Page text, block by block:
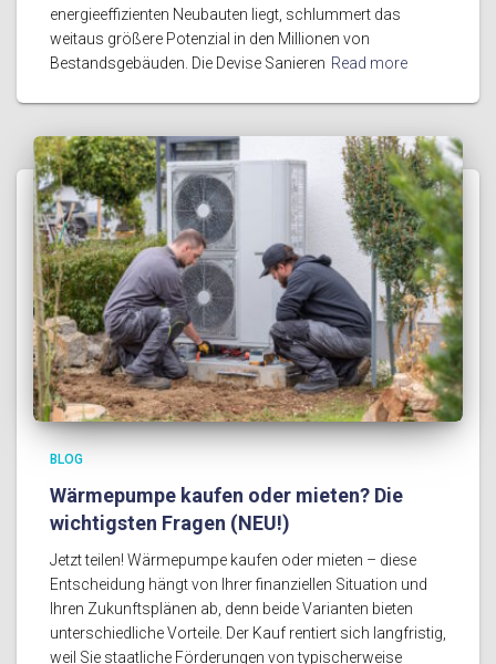
energieeffizienten Neubauten liegt, schlummert das
weitaus größere Potenzial in den Millionen von
Bestandsgebäuden. Die Devise Sanieren Read more
BLOG
Wärmepumpe kaufen oder mieten? Die
wichtigsten Fragen (NEU!)
Jetzt teilen! Wärmepumpe kaufen oder mieten – diese
Entscheidung hängt von Ihrer finanziellen Situation und
Ihren Zukunftsplänen ab, denn beide Varianten bieten
unterschiedliche Vorteile. Der Kauf rentiert sich langfristig,
weil Sie staatliche Förderungen von typischerweise